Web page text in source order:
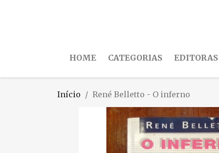
HOME CATEGORIAS EDITORAS
Início René Belletto - O inferno